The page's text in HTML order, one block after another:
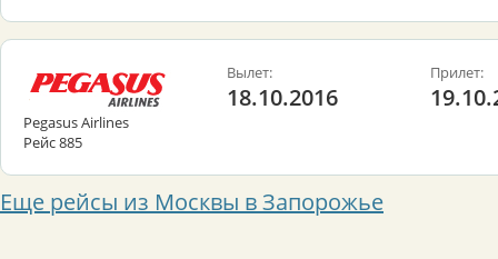
Pegasus Airlines
Рейс 885
Вылет:
18.10.2016
Прилет:
Еще рейсы из Москвы в Запорожье